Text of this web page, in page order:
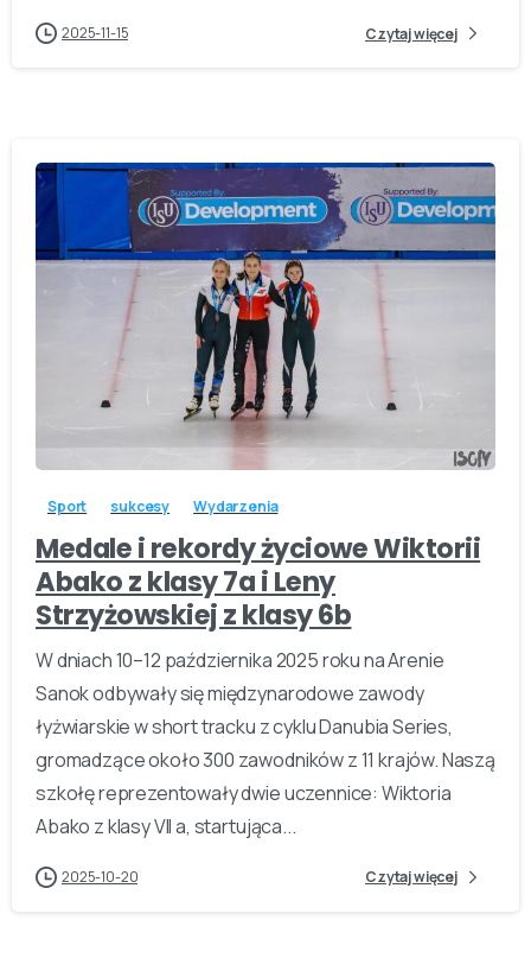
2025-11-15 Czytaj więcej
Sport sukcesy Wydarzenia
Medale i rekordy życiowe Wiktorii
Abako z klasy 7a i Leny
Strzyżowskiej z klasy 6b
W dniach 10–12 października 2025 roku na Arenie
Sanok odbywały się międzynarodowe zawody
łyżwiarskie w short tracku z cyklu Danubia Series,
gromadzące około 300 zawodników z 11 krajów. Naszą
szkołę reprezentowały dwie uczennice: Wiktoria
Abako z klasy VII a, startująca...
2025-10-20 Czytaj więcej